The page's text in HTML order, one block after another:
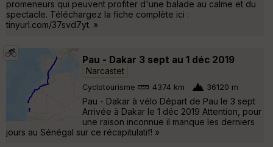
promeneurs qui peuvent profiter d'une balade au calme et du
spectacle. Téléchargez la fiche complète ici :
tinyurl.com/37svd7yt. »
Pau - Dakar 3 sept au 1 déc 2019
Narcastet
Cyclotourisme 4374 km 36120 m
Pau - Dakar à vélo Départ de Pau le 3 sept
Arrivée à Dakar le 1 déc 2019 Attention, pour
une raison inconnue il manque les derniers
jours au Sénégal sur ce récapitulatif! »